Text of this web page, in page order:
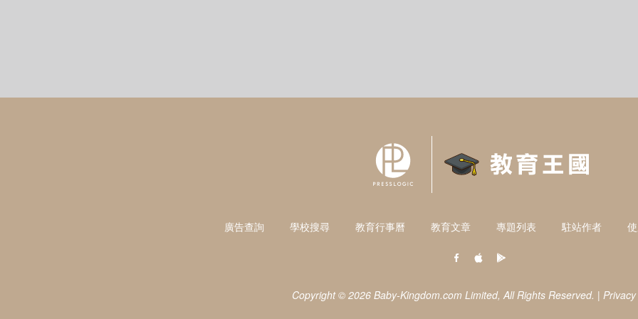
廣告查詢 學校搜尋 教育行事曆 教育文章 專題列表 駐站作者
Copyright © 2026 Baby-Kingdom.com Limited, All Rights Reserved. |